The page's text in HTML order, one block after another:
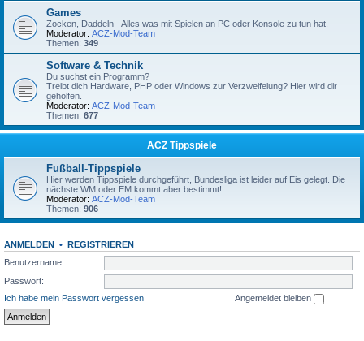
Games
Zocken, Daddeln - Alles was mit Spielen an PC oder Konsole zu tun hat.
Moderator: ACZ-Mod-Team
Themen: 349
Software & Technik
Du suchst ein Programm?
Treibt dich Hardware, PHP oder Windows zur Verzweifelung? Hier wird dir
geholfen.
Moderator: ACZ-Mod-Team
Themen: 677
ACZ Tippspiele
Fußball-Tippspiele
Hier werden Tippspiele durchgeführt, Bundesliga ist leider auf Eis gelegt. Die
nächste WM oder EM kommt aber bestimmt!
Moderator: ACZ-Mod-Team
Themen: 906
ANMELDEN • REGISTRIEREN
Benutzername:
Passwort:
Ich habe mein Passwort vergessen
Angemeldet bleiben